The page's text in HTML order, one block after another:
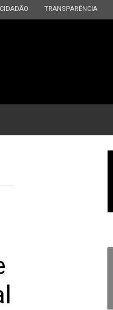
ESTADO
TRANSPARÊNCIA